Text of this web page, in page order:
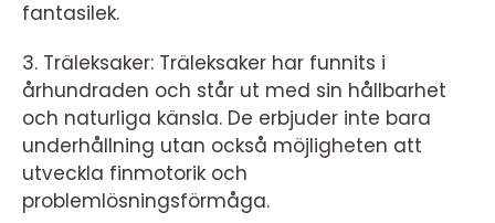
fantasilek.
3. Träleksaker: Träleksaker har funnits i
århundraden och står ut med sin hållbarhet
och naturliga känsla. De erbjuder inte bara
underhållning utan också möjligheten att
utveckla finmotorik och
problemlösningsförmåga.